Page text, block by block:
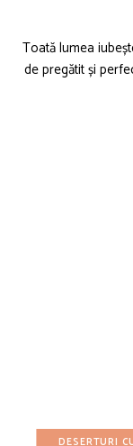
Toată lumea
de pregătit și
DESERTURI